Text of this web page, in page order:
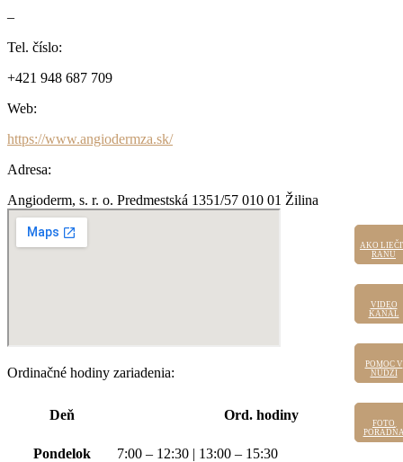
–
Tel. číslo:
+421 948 687 709
Web:
https://www.angiodermza.sk/
Adresa:
Angioderm, s. r. o. Predmestská 1351/57 010 01 Žilina
Ordinačné hodiny zariadenia:
Deň Ord. hodiny
Pondelok 7:00 – 12:30 | 13:00 – 15:30
AKO
RANU
VIDEO
KANÁL
POMOC
V NÚDZI
FOTO
AKO
RANU
VIDEO
KANÁL
POMOC V
NÚDZI
FOTO